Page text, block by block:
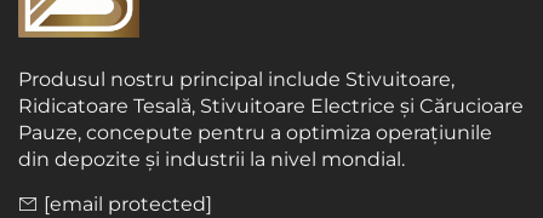
Produsul nostru principal include Stivuitoare,
Ridicatoare Tesală, Stivuitoare Electrice și Cărucioare
Pauze, concepute pentru a optimiza operațiunile
din depozite și industrii la nivel mondial.
[email protected]